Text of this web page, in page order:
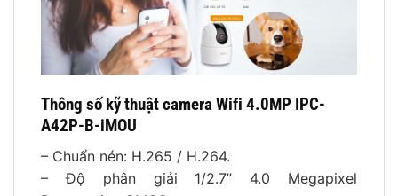
Thông số kỹ thuật camera Wifi 4.0MP IPC-
A42P-B-iMOU
– Chuẩn nén: H.265 / H.264.
– Độ phân giải 1/2.7” 4.0 Megapixel